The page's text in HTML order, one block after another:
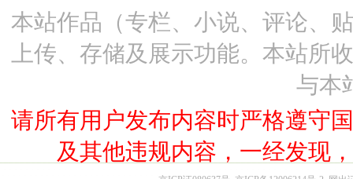
本站作品（专栏、小说、评论、
上传、存储及展示功能。本站所
与本
请所有用户发布内容时严格遵守
及其他违规内容，一经发现